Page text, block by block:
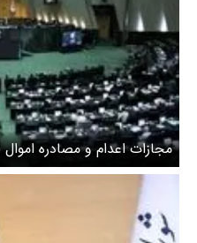
مجازات اعدام و مصادره اموال برای جاسوسی